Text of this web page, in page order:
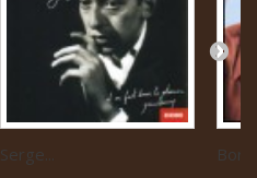
Serge...